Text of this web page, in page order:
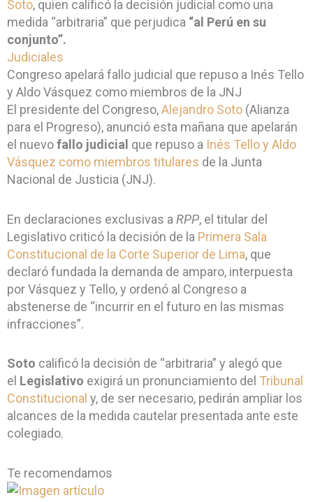
Soto, quien calificó la decisión judicial como una
medida “arbitraria” que perjudica “al Perú en su
conjunto”.
Judiciales
Congreso apelará fallo judicial que repuso a Inés Tello
y Aldo Vásquez como miembros de la JNJ
El presidente del Congreso,Alejandro Soto (Alianza
para el Progreso), anunció esta mañana que apelarán
el nuevofallo judicial que repuso a Inés Tello y Aldo
Vásquez como miembros titulares de la Junta
Nacional de Justicia (JNJ).
En declaraciones exclusivas a RPP, el titular del
Legislativo criticó la decisión de la Primera Sala
Constitucional de la Corte Superior de Lima, que
declaró fundada la demanda de amparo, interpuesta
por Vásquez y Tello, y ordenó al Congreso a
abstenerse de “incurrir en el futuro en las mismas
infracciones”.
Soto calificó la decisión de “arbitraria” y alegó que
el Legislativo exigirá un pronunciamiento del Tribunal
Constitucional y, de ser necesario, pedirán ampliar los
alcances de la medida cautelar presentada ante este
colegiado.
Te recomendamos